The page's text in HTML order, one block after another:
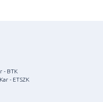
- BTK
- ETSZK